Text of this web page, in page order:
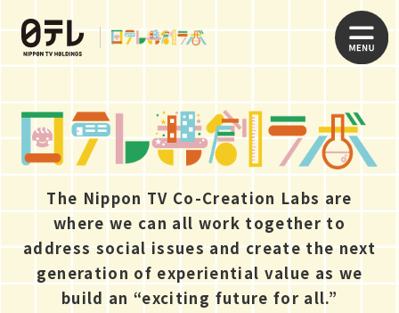
The Nippon TV Co-Creation Labs are
where we can all work together to
address social issues and create the next
generation of experiential value as we
build an “exciting future for all.”